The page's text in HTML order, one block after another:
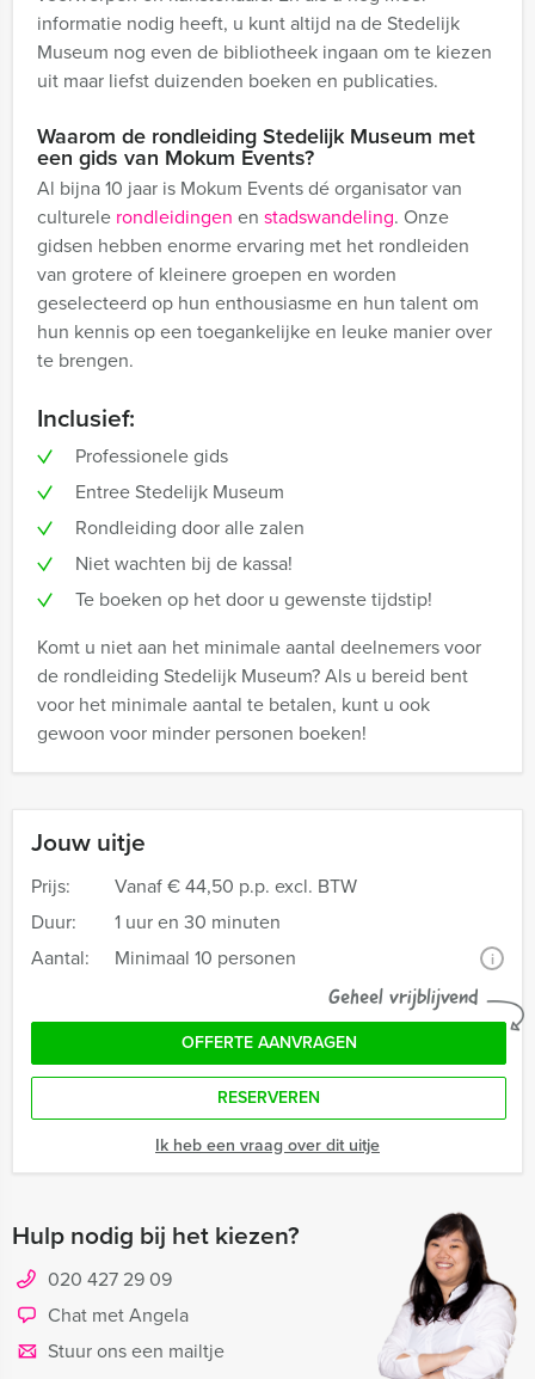
Jouw uitje
Prijs: Vanaf€ 44,50 p.p. excl. BTW
Duur:
1 uur en 30 minuten
Aantal:
Minimaal 10 personen i
Geheel vrijblijvend
OFFERTE AANVRAGEN
RESERVEREN
Ik heb een vraag over dit uitje
Hulp nodig bij het kiezen?
020 427 29 09
Chat met Angela
Stuur ons een mailtje
informatie nodig heeft, u kunt altijd na de Stedelijk
Museum nog even de bibliotheek ingaan om te kiezen
uit maar liefst duizenden boeken en publicaties.
Waarom de rondleiding Stedelijk Museum met
een gids van Mokum Events?
Al bijna 10 jaar is Mokum Events dé organisator van
culturele rondleidingen en stadswandeling. Onze
gidsen hebben enorme ervaring met het rondleiden
van grotere of kleinere groepen en worden
geselecteerd op hun enthousiasme en hun talent om
hun kennis op een toegankelijke en leuke manier over
te brengen.
Inclusief:
Professionele gids
Entree Stedelijk Museum
Rondleiding door alle zalen
Niet wachten bij de kassa!
Te boeken op het door u gewenste tijdstip!
Komt u niet aan het minimale aantal deelnemers voor
de rondleiding Stedelijk Museum? Als u bereid bent
voor het minimale aantal te betalen, kunt u ook
gewoon voor minder personen boeken!